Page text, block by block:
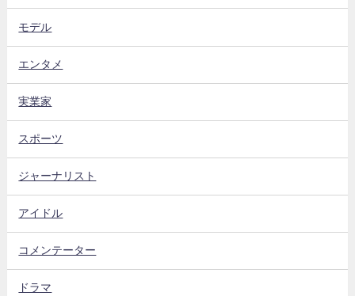
モデル
エンタメ
実業家
スポーツ
ジャーナリスト
アイドル
コメンテーター
ドラマ